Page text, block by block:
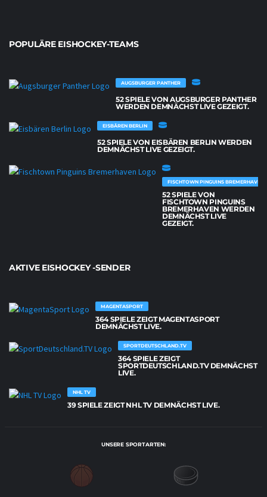
POPULÄRE EISHOCKEY-TEAMS
AUGSBURGER PANTHER
52 SPIELE VON AUGSBURGER PANTHER
WERDEN DEMNÄCHST LIVE GEZEIGT.
EISBÄREN BERLIN
52 SPIELE VON EISBÄREN BERLIN WERDEN
DEMNÄCHST LIVE GEZEIGT.
FISCHTOWN PINGUINS BREMERHAVEN
52 SPIELE VON
FISCHTOWN PINGUINS
BREMERHAVEN WERDEN
DEMNÄCHST LIVE
GEZEIGT.
AKTIVE EISHOCKEY -SENDER
MAGENTASPORT
364 SPIELE ZEIGT MAGENTASPORT
DEMNÄCHST LIVE.
SPORTDEUTSCHLAND.TV
364 SPIELE ZEIGT
SPORTDEUTSCHLAND.TV DEMNÄCHST
LIVE.
NHL TV
39 SPIELE ZEIGT NHL TV DEMNÄCHST LIVE.
UNSERE SPORTARTEN: